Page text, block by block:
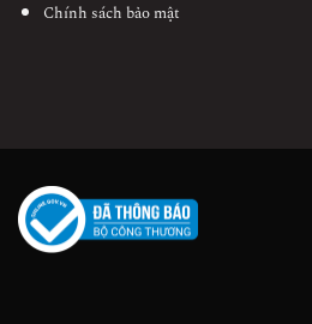
Chính sách bảo mật